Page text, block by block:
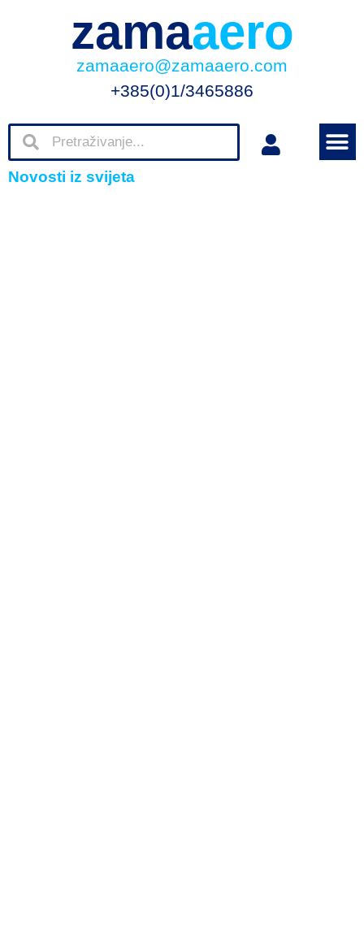
zamaaero
zamaaero@zamaaero.com
+385(0)1/3465886
Novosti iz svijeta